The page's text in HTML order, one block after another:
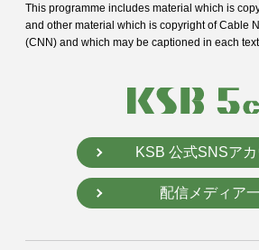
This programme includes material which is
and other material which is copyright of Cable
(CNN) and which may be captioned in each
KSB 公式SNSアカ
配信メディア